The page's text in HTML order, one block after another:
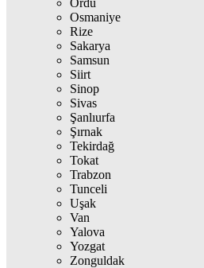
Ordu
Osmaniye
Rize
Sakarya
Samsun
Siirt
Sinop
Sivas
Şanlıurfa
Şırnak
Tekirdağ
Tokat
Trabzon
Tunceli
Uşak
Van
Yalova
Yozgat
Zonguldak